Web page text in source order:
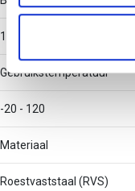
verzameld op basis
150
Gebruikstemperatuur
-20 - 120
Materiaal
Roestvaststaal (RVS)